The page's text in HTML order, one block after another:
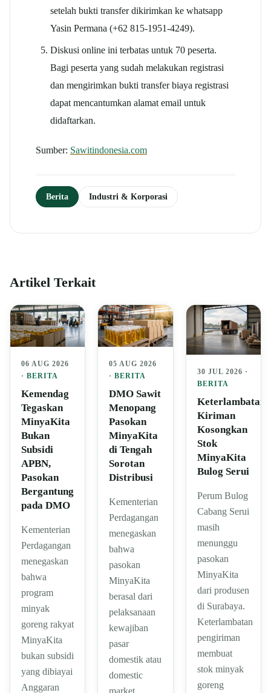
setelah bukti transfer dikirimkan ke whatsapp
Yasin Permana (+62 815-1951-4249).
Diskusi online ini terbatas untuk 70 peserta.
Bagi peserta yang sudah melakukan registrasi
dan mengirimkan bukti transfer biaya registrasi
dapat mencantumkan alamat email untuk
didaftarkan.
Sumber: Sawitindonesia.com
Berita Industri & Korporasi
Artikel Terkait
06 AUG 2026
· BERITA
Kemendag
Tegaskan
MinyaKita
Bukan
Subsidi
APBN,
Pasokan
Bergantung
pada DMO
Kementerian
Perdagangan
menegaskan
bahwa
program
minyak
goreng rakyat
MinyaKita
bukan subsidi
yang dibiayai
Anggaran
05 AUG 2026
·BERITA
DMO Sawit
Menopang
Pasokan
MinyaKita
di Tengah
Sorotan
Distribusi
Kementerian
Perdagangan
menegaskan
bahwa
pasokan
MinyaKita
berasal dari
pelaksanaan
kewajiban
pasar
domestik atau
domestic
30 JUL 2026 ·
BERITA
Keterlambatan
Kiriman
Kosongkan
Stok
MinyaKita
Bulog Serui
Perum Bulog
Cabang Serui
masih
menunggu
pasokan
MinyaKita
dari produsen
di Surabaya.
Keterlambatan
pengiriman
membuat
stok minyak
goreng